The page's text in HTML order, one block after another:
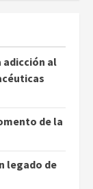
adicción al
de la
legado de